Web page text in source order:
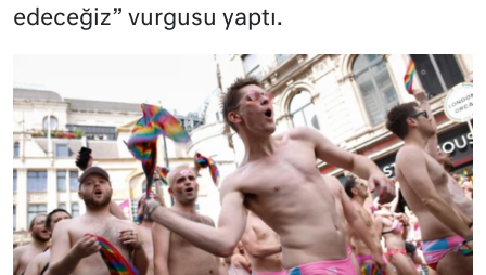
edeceğiz” vurgusu yaptı.